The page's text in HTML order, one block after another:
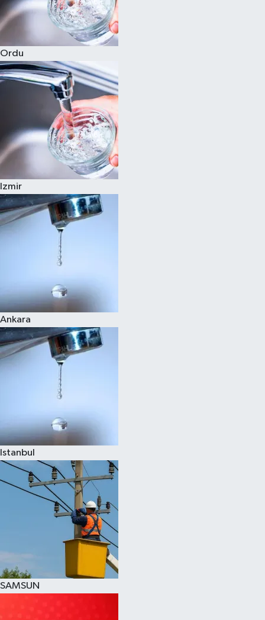
Ordu
Izmir
Ankara
Istanbul
SAMSUN